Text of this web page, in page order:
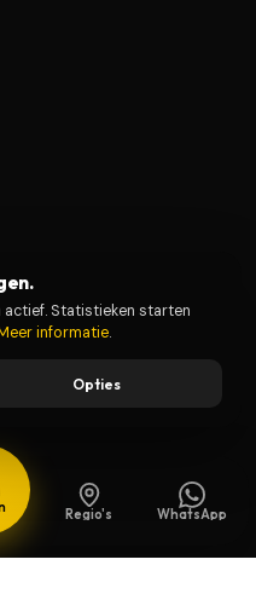
Regio's WhatsApp
Statistieken starten
informatie.
Opties